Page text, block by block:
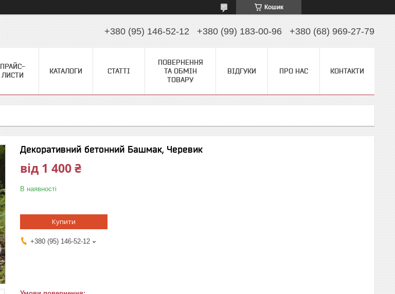
Кошик
+380 (95) 146-52-12 +380 (99) 183-00-96 +380 (68) 969-27-79
ПРАЙС-
ЛИСТИ
КАТАЛОГИ СТАТТІ
ПОВЕРНЕННЯ
ТА ОБМІН
ТОВАРУ
ВІДГУКИ ПРО НАС КОНТАКТИ
Декоративний бетонний Башмак, Черевик
від 1 400 ₴
В наявності
Купити
+380 (95) 146-52-12